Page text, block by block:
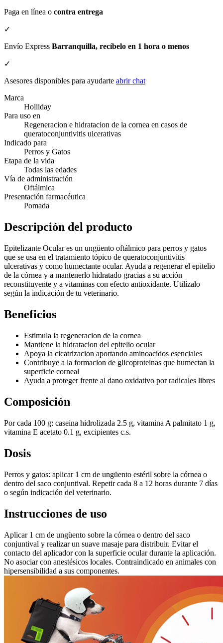
Paga en línea o contra entrega
✓
Envío Express Barranquilla, recíbelo en 1 hora o menos
✓
Asesores disponibles para ayudarte abrir chat
Marca
Holliday
Para uso en
Regeneracion e hidratacion de la cornea en casos de
queratoconjuntivitis ulcerativas
Indicado para
Perros y Gatos
Etapa de la vida
Todas las edades
Vía de administración
Oftálmica
Presentación farmacéutica
Pomada
Descripción del producto
Epitelizante Ocular es un ungüento oftálmico para perros y gatos
que se usa en el tratamiento tópico de queratoconjuntivitis
ulcerativas y como humectante ocular. Ayuda a regenerar el epitelio
de la córnea y a mantenerlo hidratado gracias a su acción
reconstituyente y a vitaminas con efecto antioxidante. Utilízalo
según la indicación de tu veterinario.
Beneficios
Estimula la regeneracion de la cornea
Mantiene la hidratacion del epitelio ocular
Apoya la cicatrizacion aportando aminoacidos esenciales
Contribuye a la formacion de glicoproteinas que humectan la
superficie corneal
Ayuda a proteger frente al dano oxidativo por radicales libres
Composición
Por cada 100 g: caseina hidrolizada 2.5 g, vitamina A palmitato 1 g,
vitamina E acetato 0.1 g, excipientes c.s.
Dosis
Perros y gatos: aplicar 1 cm de ungüento estéril sobre la córnea o
dentro del saco conjuntival. Repetir cada 8 a 12 horas durante 7 días
o según indicación del veterinario.
Instrucciones de uso
Aplicar 1 cm de ungüento sobre la córnea o dentro del saco
conjuntival y realizar un suave masaje para distribuir. Evitar el
contacto del aplicador con la superficie ocular durante la aplicación.
No asociar con anestésicos locales. Contraindicado en animales con
hipersensibilidad a sus componentes.